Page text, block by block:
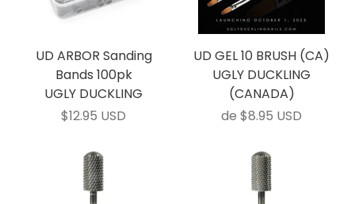
UD ARBOR Sanding
Bands 100pk
UGLY DUCKLING
$12.95 USD
UD GEL 10 BRUSH (CA)
UGLY DUCKLING
(CANADA)
de $8.95 USD